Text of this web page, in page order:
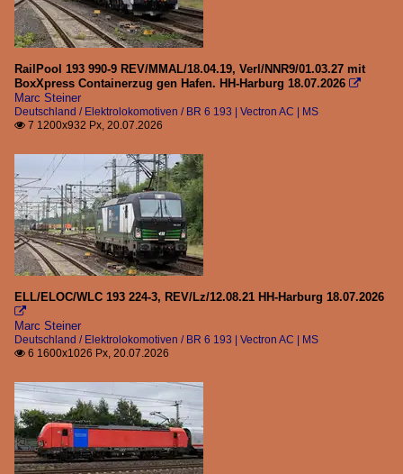
BR 241 (Traxx F140 AC2)
BR 243 (Siemens Vectron)
RailPool 193 990-9 REV/MMAL/18.04.19, Verl/NNR9/01.03.27 mit
BoxXpress Containerzug gen Hafen. HH-Harburg 18.07.2026 
Marc Steiner
Deutschland / Elektrolokomotiven / BR 6 193 | Vectron AC | MS
 7 1200x932 Px, 20.07.2026
ELL/ELOC/WLC 193 224-3, REV/Lz/12.08.21 HH-Harburg 18.07.2026

Marc Steiner
Deutschland / Elektrolokomotiven / BR 6 193 | Vectron AC | MS
 6 1600x1026 Px, 20.07.2026